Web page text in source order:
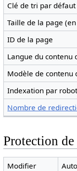
Clé de tri par défaut
Taille de la page
ID de la page
Langue du contenu
Modèle de contenu
Indexation par
Nombre de
Protection de
Modifier